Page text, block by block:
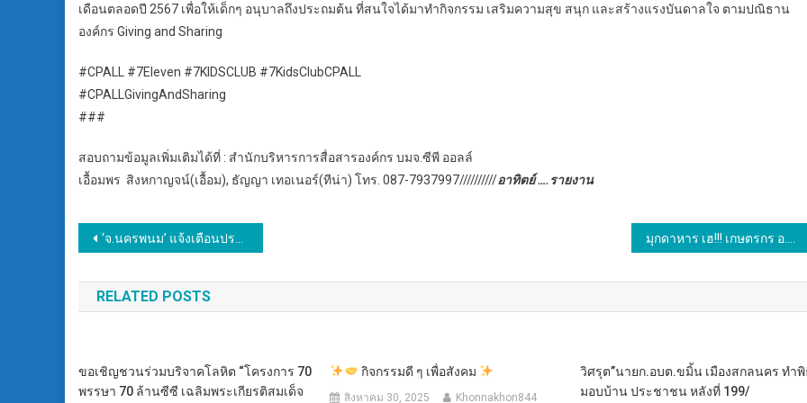
เดือนตลอดปี 2567 เพื่อให้เด็กๆ อนุบาลถึงประถมต้น ที่สนใจได้มาทำกิจกรรม เสริมความสุข สนุก และสร้างแรงบันดาลใจ ตามปณิธาน
องค์กร Giving and Sharing
#CPALL #7Eleven #7KIDSCLUB #7KidsClubCPALL
#CPALLGivingAndSharing
###
สอบถามข้อมูลเพิ่มเติมได้ที่ : สำนักบริหารการสื่อสารองค์กร บมจ.ซีพี ออลล์
เอื้อมพร สิงหกาญจน์(เอื้อม), ธัญญา เทอเนอร์(ทีน่า) โทร. 087-7937997//////////อาทิตย์ ….รายงาน
แนะแนว
เรื่อง
‘จ.นครพนม’ แจ้งเตือนประชาชน ระวังป่วย “ฮีทสโตรก” และโรคภัยในช่วงฤดูร้อน
RELATED POSTS
ขอเชิญชวนร่วมบริจาคโลหิต “โครงการ 70
พรรษา 70 ล้านซีซี เฉลิมพระเกียรติสมเด็จ
กิจกรรมดี ๆ เพื่อสังคม
สิงหาคม 30, 2025 Khonnakhon844
วิศรุต”นายก.อบต.ขมิ้น เมืองสกลนคร ทำ
มอบบ้าน ประชาชน หลังที่ 199/